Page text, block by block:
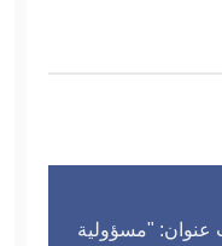
"مسؤولية